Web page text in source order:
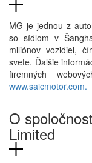
MG je jednou z
so sídlom v
miliónov vozidiel,
svete. Ďalšie
firemných
www.saicmotor.com.
O
Limited